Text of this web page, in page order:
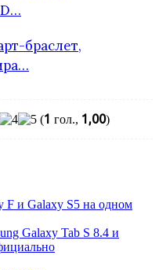
браслет,
(1 гол., 1,00)
F и Galaxy S5 на одном
Galaxy Tab S 8.4 и